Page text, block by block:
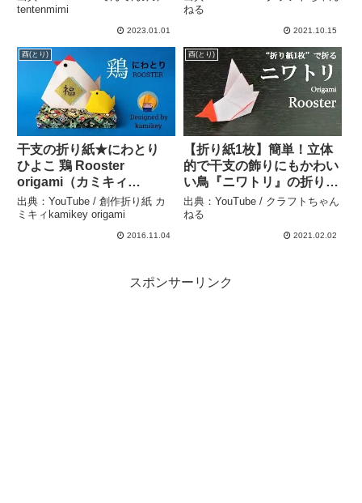
tentenmimi
2023.01.01
origami.Easy! – クラフト
ねる
2021.10.15
酉(とり)
干支の折り紙★にわとり
ひよこ 鶏 Rooster
origami（カミキィ
kamikey) – 創作折り紙 カ
ミキィkamikey origami
出典：YouTube / 創作折り紙 カ
ミキィkamikey origami
2016.11.04
酉(とり)
【折り紙1枚】簡単！立体
的で干支の飾りにもかわい
い鳥『ニワトリ』の折り方
How to fold a rooster
(chicken) with
origami.Easy!【Bird】 –
出典：YouTube / クラフトちゃん
ねる
2021.02.02
スポンサーリンク